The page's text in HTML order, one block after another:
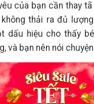
của bạn cần thay
không thải ra đủ
dấu hiệu cho thấy
và bạn nên nói